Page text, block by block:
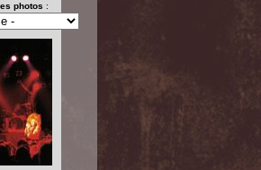
photos :